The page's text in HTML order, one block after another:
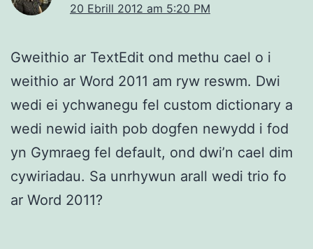
20 Ebrill 2012 am 5:20 PM
Gweithio ar TextEdit ond methu cael o i
weithio ar Word 2011 am ryw reswm. Dwi
wedi ei ychwanegu fel custom dictionary a
wedi newid iaith pob dogfen newydd i fod
yn Gymraeg fel default, ond dwi’n cael dim
cywiriadau. Sa unrhywun arall wedi trio fo
ar Word 2011?